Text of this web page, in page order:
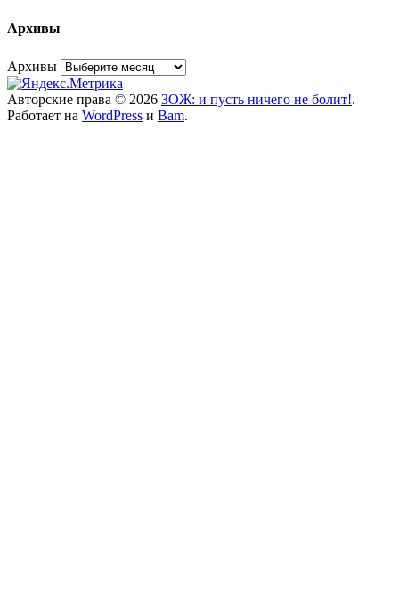
Архивы
Архивы
Авторские права © 2026 ЗОЖ: и пусть ничего не болит!.
Работает на WordPress и Bam.